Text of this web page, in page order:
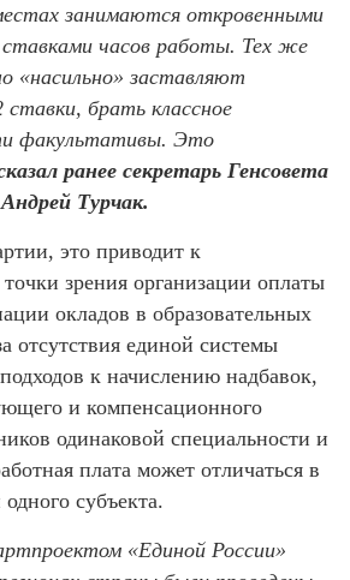
занимаются откровенными
ставками часов работы. Тех же
«насильно» заставляют
брать классное
факультативы. Это
ранее секретарь Генсовета
Турчак.
это приводит к
зрения организации оплаты
окладов в образовательных
отсутствия единой системы
к начислению надбавок,
и компенсационного
одинаковой специальности и
плата может отличаться в
субъекта.
«Единой России»